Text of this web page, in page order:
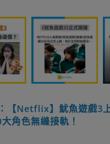
【Netflix】魷魚遊戲3
角色無縫接軌！